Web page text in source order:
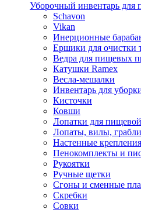
Уборочный инвентарь для
Schavon
Vikan
Инерционные
Ершики для очистки
Ведра для пищевых
Катушки Ramex
Весла-мешалки
Инвентарь для
Кисточки
Ковши
Лопатки для
Лопаты, вилы, грабли
Настенные
Пенокомплекты и
Рукоятки
Ручные щетки
Сгоны и сменные
Скребки
Совки